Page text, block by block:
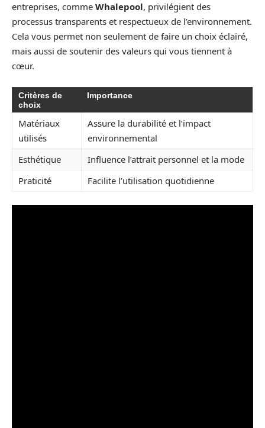
entreprises, comme Whalepool, privilégient des
processus transparents et respectueux de l’environnement.
Cela vous permet non seulement de faire un choix éclairé,
mais aussi de soutenir des valeurs qui vous tiennent à
cœur.
Critères de
choix
Importance
Matériaux
utilisés
Assure la durabilité et l’impact
environnemental
Esthétique
Influence l’attrait personnel et la mode
Praticité
Facilite l’utilisation quotidienne